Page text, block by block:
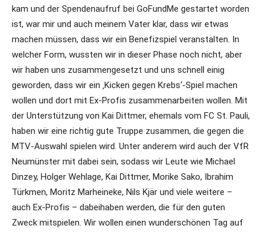
kam und der Spendenaufruf bei GoFundMe gestartet worden
ist, war mir und auch meinem Vater klar, dass wir etwas
machen müssen, dass wir ein Benefizspiel veranstalten. In
welcher Form, wussten wir in dieser Phase noch nicht, aber
wir haben uns zusammengesetzt und uns schnell einig
geworden, dass wir ein ‚Kicken gegen Krebs‘-Spiel machen
wollen und dort mit Ex-Profis zusammenarbeiten wollen. Mit
der Unterstützung von Kai Dittmer, ehemals vom FC St. Pauli,
haben wir eine richtig gute Truppe zusammen, die gegen die
MTV-Auswahl spielen wird. Unter anderem wird auch der VfR
Neumünster mit dabei sein, sodass wir Leute wie Michael
Dinzey, Holger Wehlage, Kai Dittmer, Morike Sako, Ibrahim
Türkmen, Moritz Marheineke, Nils Kjär und viele weitere –
auch Ex-Profis – dabeihaben werden, die für den guten
Zweck mitspielen. Wir wollen einen wunderschönen Tag auf